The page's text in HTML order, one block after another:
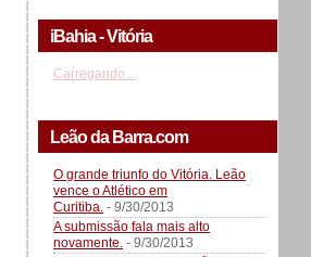
iBahia - Vitória
Carregando...
Leão da Barra.com
O grande triunfo do Vitória. Leão
vence o Atlético em
Curitiba. - 9/30/2013
A submissão fala mais alto
novamente. - 9/30/2013